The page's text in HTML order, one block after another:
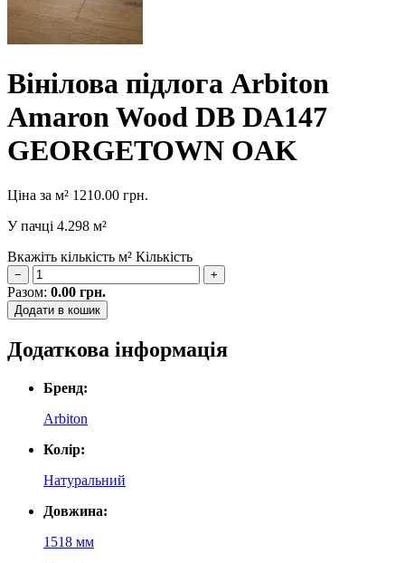
Вінілова підлога Arbiton
Amaron Wood DB DA147
GEORGETOWN OAK
Ціна за м² 1210.00 грн.
У пачці 4.298 м²
Вкажіть кількість м² Кількість
− +
Разом: 0.00 грн.
Додати в кошик
Додаткова інформація
Бренд:
Arbiton
Колір:
Натуральний
Довжина:
1518 мм